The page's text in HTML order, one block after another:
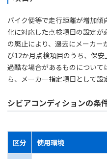
バイク便等で走行距離が増加
化に対応した点検項目の設定
の廃止により、過去にメーカ
び12か月点検項目のうち、保
過酷な場合があるものについ
ら、メーカー指定項目として設
シビアコンディションの条
区分 使用環境